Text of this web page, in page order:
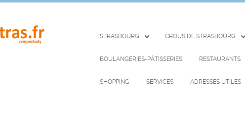
STRASBOURG CROUS DE STRASBOURG
BOULANGERIES-PÂTISSERIES RESTAURANTS
SHOPPING SERVICES ADRESSES UTILES